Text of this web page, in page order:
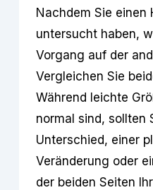
Nachdem Sie einen
untersucht haben,
Vorgang auf der
Vergleichen Sie
Während leichte
normal sind, sollten
Unterschied, einer
Veränderung oder
der beiden Seiten